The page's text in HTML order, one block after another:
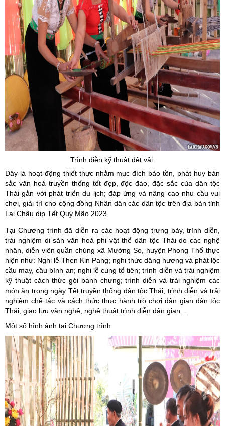
Trình diễn kỹ thuật dệt vải.
Đây là hoạt động thiết thực nhằm mục đích bảo tồn, phát huy bản
sắc văn hoá truyền thống tốt đẹp, độc đáo, đặc sắc của dân tộc
Thái gắn với phát triển du lịch; đáp ứng và nâng cao nhu cầu vui
chơi, giải trí cho cộng đồng Nhân dân các dân tộc trên địa bàn tỉnh
Lai Châu dịp Tết Quý Mão 2023.
Tại Chương trình đã diễn ra các hoạt động trưng bày, trình diễn,
trải nghiệm di sản văn hoá phi vật thể dân tộc Thái do các nghệ
nhân, diễn viên quần chúng xã Mường So, huyện Phong Thổ thực
hiện như: Nghi lễ Then Kin Pang; nghi thức dâng hương và phát lộc
cầu may, cầu bình an; nghi lễ cúng tổ tiên; trình diễn và trải nghiệm
kỹ thuật cách thức gói bánh chưng; trình diễn và trải nghiệm các
món ăn trong ngày Tết truyền thống dân tộc Thái; trình diễn và trải
nghiệm chế tác và cách thức thực hành trò chơi dân gian dân tộc
Thái; giao lưu văn nghệ, nghệ thuật trình diễn dân gian…
Một số hình ảnh tại Chương trình: